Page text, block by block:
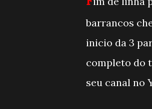
barrancos
inicio da 3
completo do
seu canal no